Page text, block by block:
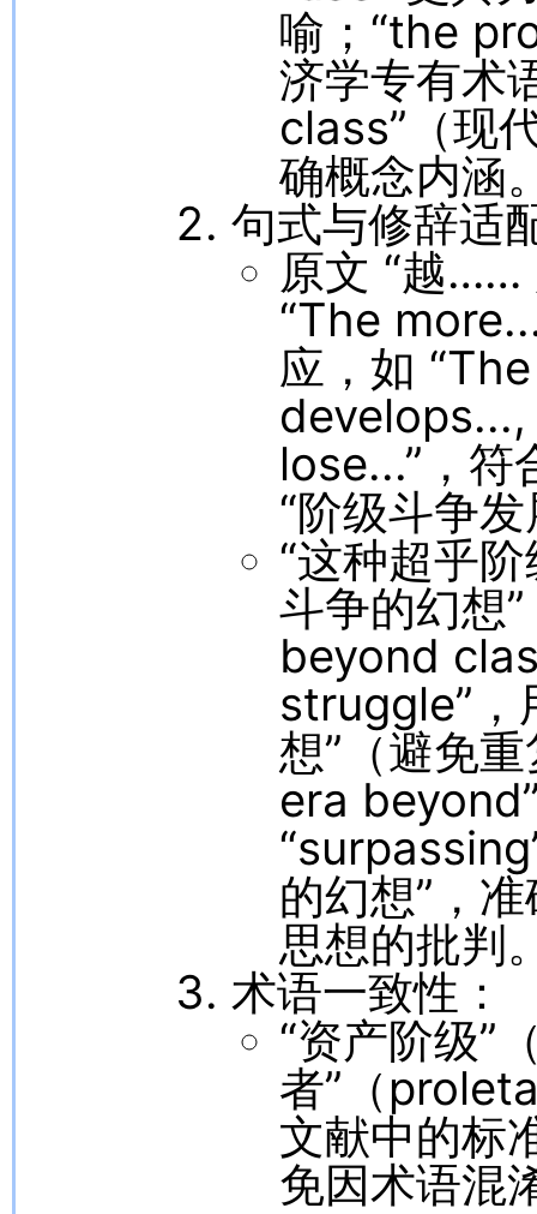
喻；“the
济学专有术
class”（现
确概念内涵
句式与修辞适
原文 “越……
“The
应，如
lose...”，符
“阶级斗争
“这种超乎
斗争的幻想
beyond
struggle”，
想”（避免
era
的幻想”，
思想的批判
术语一致性：
“资产阶级”
者”（
文献中的标
免因术语混